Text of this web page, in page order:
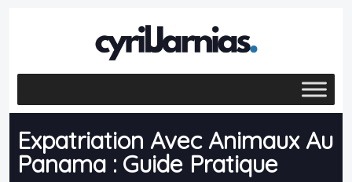
Expatriation Avec Animaux Au
Panama : Guide Pratique